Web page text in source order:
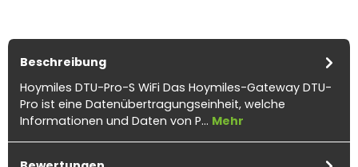
Beschreibung
Hoymiles DTU-Pro-S WiFi Das Hoymiles-Gateway DTU-
Pro ist eine Datenübertragungseinheit, welche
Informationen und Daten von P… Mehr